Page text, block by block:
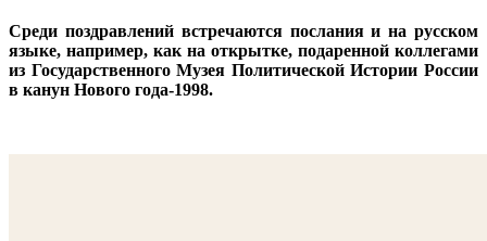
Среди поздравлений встречаются послания и на русском
языке, например, как на открытке, подаренной коллегами
из Государственного Музея Политической Истории России
в канун Нового года-1998.